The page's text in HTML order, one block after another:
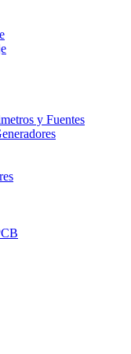
y Fuentes